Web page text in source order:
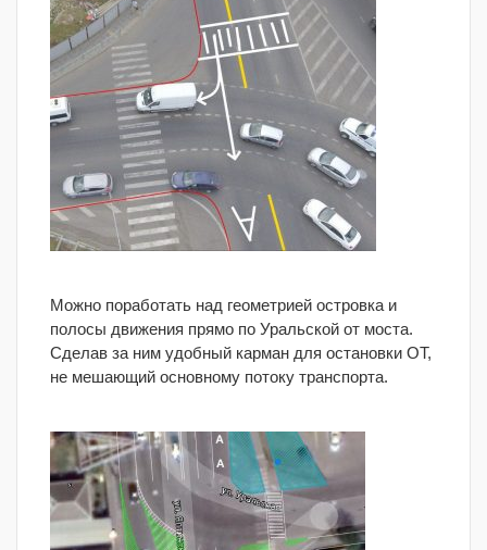
Можно поработать над геометрией островка и
полосы движения прямо по Уральской от моста.
Сделав за ним удобный карман для остановки ОТ,
не мешающий основному потоку транспорта.